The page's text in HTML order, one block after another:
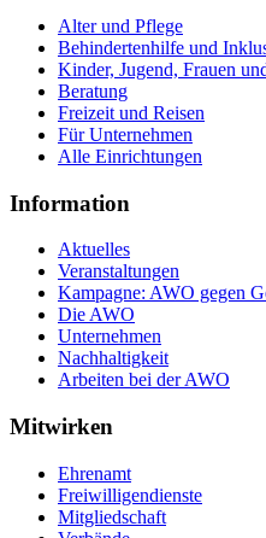
Alter und Pflege
Behindertenhilfe und
Kinder, Jugend, Frauen
Beratung
Freizeit und Reisen
Für Unternehmen
Alle Einrichtungen
Information
Aktuelles
Veranstaltungen
Kampagne: AWO gegen
Die AWO
Unternehmen
Nachhaltigkeit
Arbeiten bei der AWO
Mitwirken
Ehrenamt
Freiwilligendienste
Mitgliedschaft